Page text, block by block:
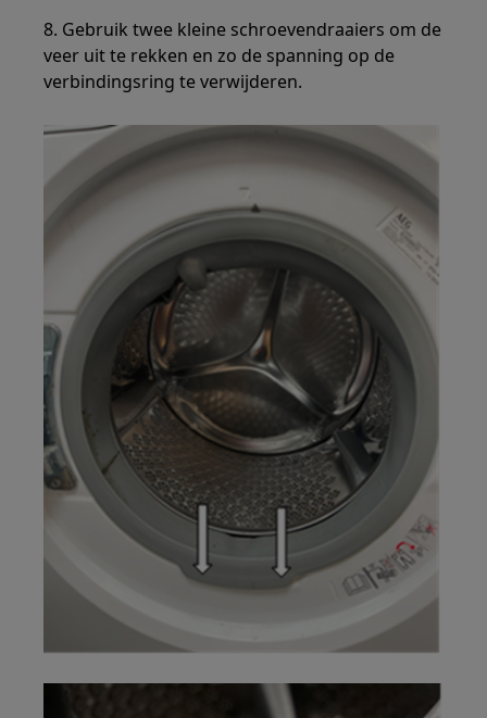
8. Gebruik twee kleine schroevendraaiers om de
veer uit te rekken en zo de spanning op de
verbindingsring te verwijderen.